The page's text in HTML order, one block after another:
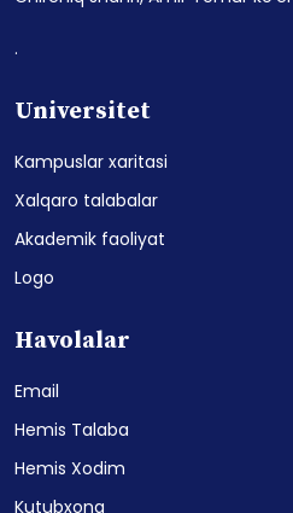
.
Universitet
Kampuslar xaritasi
Xalqaro talabalar
Akademik faoliyat
Logo
Havolalar
Email
Hemis Talaba
Hemis Xodim
Kutubxona